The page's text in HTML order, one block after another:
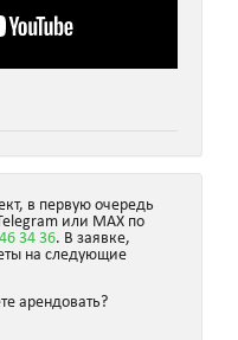
в первую очередь
или MAX по
34 36. В заявке,
на следующие
арендовать?